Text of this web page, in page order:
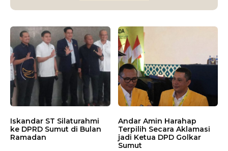
Iskandar ST Silaturahmi
ke DPRD Sumut di Bulan
Ramadan
Andar Amin Harahap
Terpilih Secara Aklamasi
jadi Ketua DPD Golkar
Sumut